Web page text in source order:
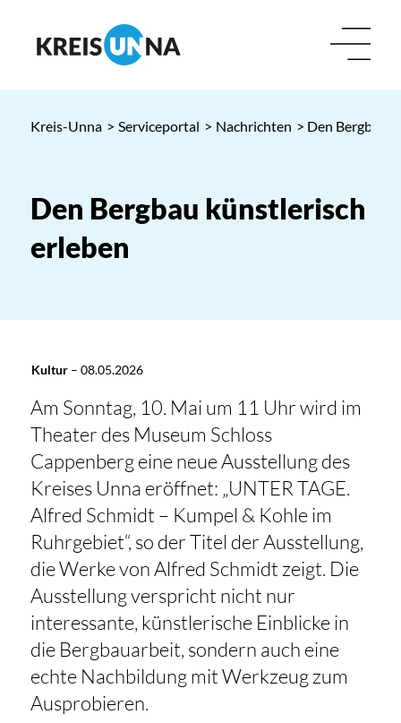
Kreis-Unna > Serviceportal > Nachrichten > Den Bergbau
Den Bergbau künstlerisch
erleben
Kultur– 08.05.2026
Am Sonntag, 10. Mai um 11 Uhr wird im
Theater des Museum Schloss
Cappenberg eine neue Ausstellung des
Kreises Unna eröffnet: „UNTER TAGE.
Alfred Schmidt – Kumpel & Kohle im
Ruhrgebiet“, so der Titel der Ausstellung,
die Werke von Alfred Schmidt zeigt. Die
Ausstellung verspricht nicht nur
interessante, künstlerische Einblicke in
die Bergbauarbeit, sondern auch eine
echte Nachbildung mit Werkzeug zum
Ausprobieren.